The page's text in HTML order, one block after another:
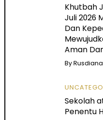
Khutbah
Juli 2026
Dan
Aman
ByRusdiana
Sekolah
Penentu